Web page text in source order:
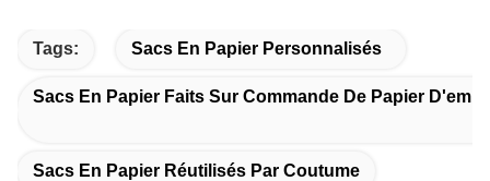
Tags: Sacs En Papier Personnalisés
Sacs En Papier Faits Sur Commande De Papier
Sacs En Papier Réutilisés Par Coutume